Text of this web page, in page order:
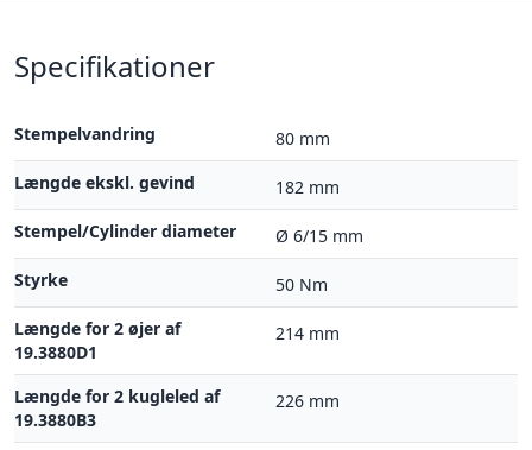
Specifikationer
Stempelvandring
80 mm
Længde ekskl. gevind
182 mm
Stempel/Cylinder diameter
Ø 6/15 mm
Styrke
50 Nm
Længde for 2 øjer af
19.3880D1
214 mm
Længde for 2 kugleled af
19.3880B3
226 mm